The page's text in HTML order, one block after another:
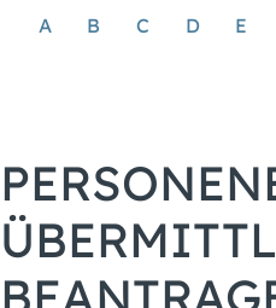
A B C D E